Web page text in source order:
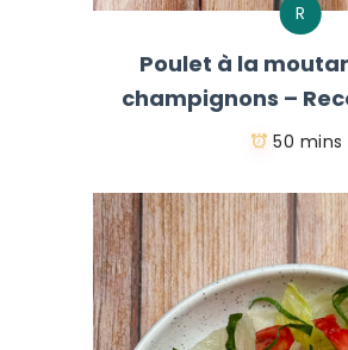
R
Poulet à la
champignons –
50 mins